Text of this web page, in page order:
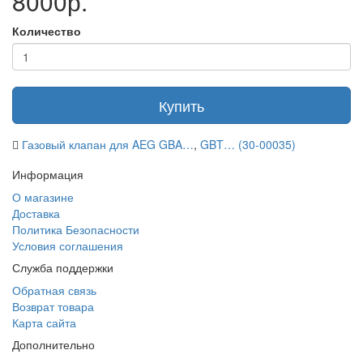
Количество
Купить
Газовый клапан для AEG GBA…, GBT… (30-00035)
Информация
О магазине
Доставка
Политика Безопасности
Условия соглашения
Служба поддержки
Обратная связь
Возврат товара
Карта сайта
Дополнительно